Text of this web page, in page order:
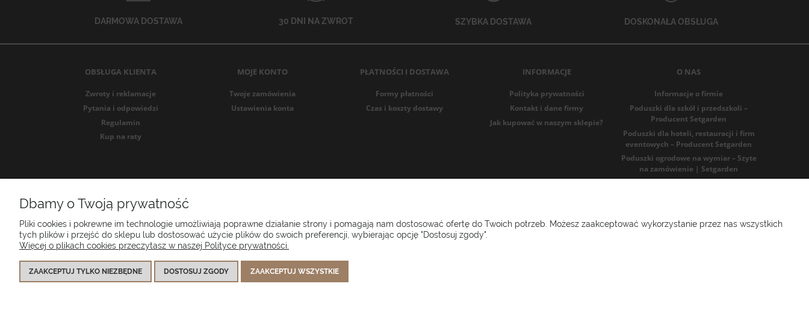
DARMOWA DOSTAWA 30 DNI NA ZWROT SZYBKA DOSTAWA DOSKONAŁA OBSŁUGA
OBSŁUGA KLIENTA
Zwroty i reklamacje
Pytania i odpowiedzi
Regulamin
Kup na raty
MOJE KONTO
Twoje zamówienia
Ustawienia konta
PŁATNOŚCI I DOSTAWA
Formy płatności
Czas i koszty dostawy
INFORMACJE
Polityka prywatności
Kontakt i dane firmy
Jak kupować w naszym sklepie?
O NAS
Informacje o firmie
Poduszki dla szkół i przedszkoli –
Producent Setgarden
Poduszki dla hoteli, restauracji i firm
eventowych – Producent Setgarden
Poduszki ogrodowe na wymiar – Szyte
na zamówienie | Setgarden
Dbamy o Twoją prywatność
Pliki cookies i pokrewne im technologie umożliwiają poprawne działanie strony i pomagają nam dostosować ofertę do Twoich potrzeb. Możesz zaakceptować wykorzystanie przez nas wszystkich
tych plików i przejść do sklepu lub dostosować użycie plików do swoich preferencji, wybierając opcję "Dostosuj zgody".
Więcej o plikach cookies przeczytasz w naszej Polityce prywatności.
ZAAKCEPTUJ TYLKO NIEZBĘDNE DOSTOSUJ ZGODY ZAAKCEPTUJ WSZYSTKIE